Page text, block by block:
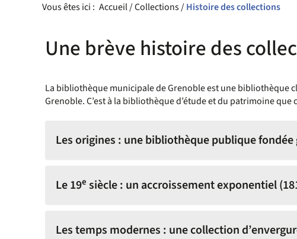
Vous êtes ici : Accueil/Collections/Histoire des collections
Une brève histoire des
La bibliothèque municipale de Grenoble est une bibliothèque
Grenoble. C’est à la bibliothèque d’étude et du patrimoine
Les origines : une bibliothèque publique
Le 19e siècle : un accroissement exponentiel
Les temps modernes : une collection